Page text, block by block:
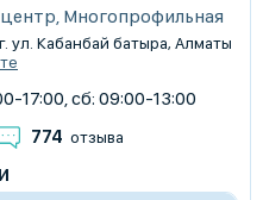
Многопрофильная
ул. Кабанбай батыра, Алматы
17:00, сб: 09:00-13:00
774 отзыва